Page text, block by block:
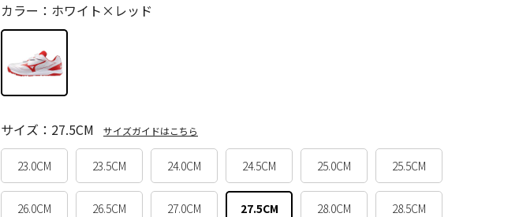
カラー：ホワイト×レッド
23.0CM 23.5CM 24.0CM 24.5CM 25.0CM 25.5CM
26.0CM 26.5CM 27.0CM 27.5CM 28.0CM 28.5CM
サイズ：27.5CM サイズガイドはこちら